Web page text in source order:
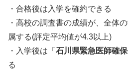
・合格後は入学を確約できる
・高校の調査書の成績が、全体
属する(評定平均値が4.3以上)
・入学後は「 石川県緊急医師確
る